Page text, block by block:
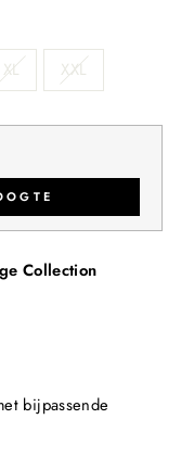
XL XXL
Collection
bijpassende